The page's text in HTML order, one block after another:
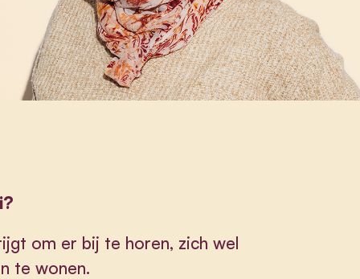
om er bij te horen, zich wel
te wonen.